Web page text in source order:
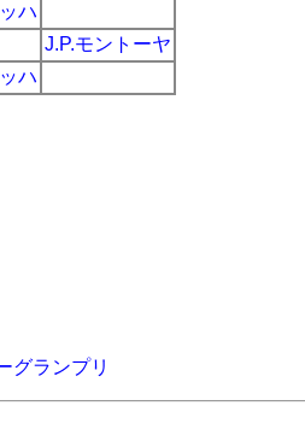
ハ
J.P.モントーヤ
ハ
グランプリ